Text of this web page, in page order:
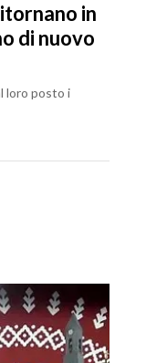
in
di nuovo
loro posto i